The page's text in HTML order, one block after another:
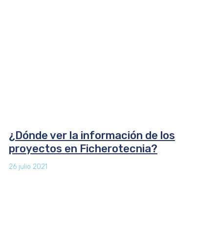
¿Dónde ver la información de los
proyectos en Ficherotecnia?
26 julio 2021